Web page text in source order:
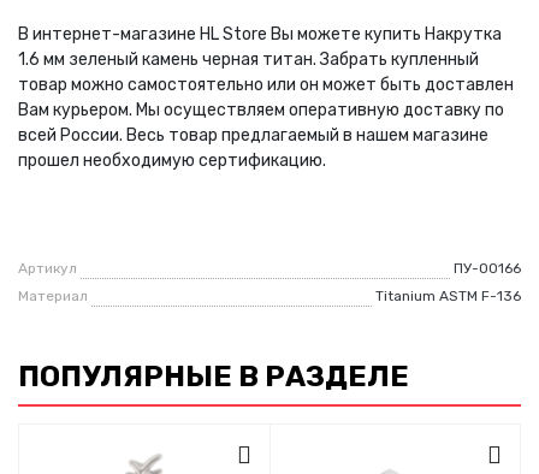
В интернет-магазине HL Store Вы можете купить Накрутка
1.6 мм зеленый камень черная титан. Забрать купленный
товар можно самостоятельно или он может быть доставлен
Вам курьером. Мы осуществляем оперативную доставку по
всей России. Весь товар предлагаемый в нашем магазине
прошел необходимую сертификацию.
Артикул
ПУ-00166
Материал
Titanium ASTM F-136
ПОПУЛЯРНЫЕ В РАЗДЕЛЕ